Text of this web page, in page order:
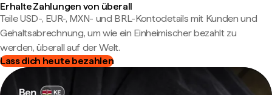
Erhalte Zahlungen von überall
Teile USD-, EUR-, MXN- und BRL-Kontodetails mit Kunden und
Gehaltsabrechnung, um wie ein Einheimischer bezahlt zu
werden, überall auf der Welt.
Lass dich heute bezahlen